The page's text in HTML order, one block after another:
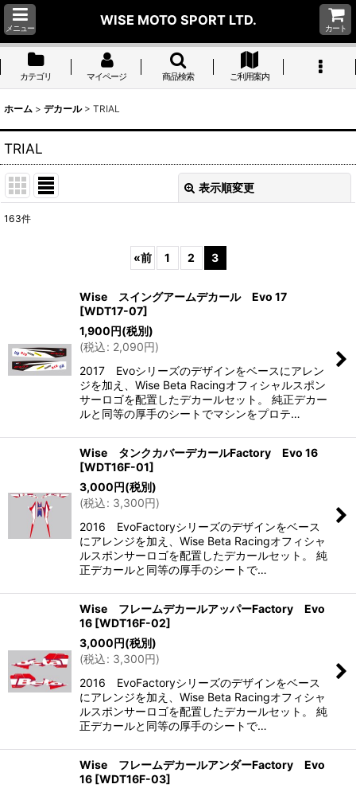
メニュー
WISE MOTO SPORT LTD.
カート
カテゴリ マイページ 商品検索 ご利用案内
ホーム > デカール > TRIAL
TRIAL
表示順変更
163件
«前 1 2 3
Wise スイングアームデカール Evo 17
[WDT17-07]
1,900円(税別)
(税込: 2,090円)
2017 Evoシリーズのデザインをベースにアレン
ジを加え、Wise Beta Racingオフィシャルスポン
サーロゴを配置したデカールセット。 純正デカー
ルと同等の厚手のシートでマシンをプロテ…
Wise タンクカバーデカールFactory Evo 16
[WDT16F-01]
3,000円(税別)
(税込: 3,300円)
2016 EvoFactoryシリーズのデザインをベース
にアレンジを加え、Wise Beta Racingオフィシャ
ルスポンサーロゴを配置したデカールセット。 純
正デカールと同等の厚手のシートで…
Wise フレームデカールアッパーFactory Evo
16 [WDT16F-02]
3,000円(税別)
(税込: 3,300円)
2016 EvoFactoryシリーズのデザインをベース
にアレンジを加え、Wise Beta Racingオフィシャ
ルスポンサーロゴを配置したデカールセット。 純
正デカールと同等の厚手のシートで…
Wise フレームデカールアンダーFactory Evo
16 [WDT16F-03]